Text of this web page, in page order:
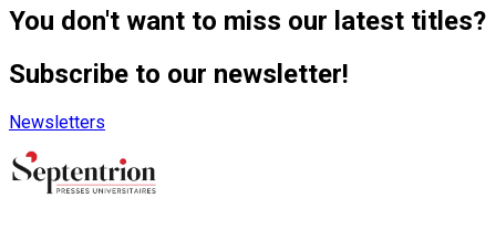
You don't want to miss our latest titles?
Subscribe to our newsletter!
Newsletters